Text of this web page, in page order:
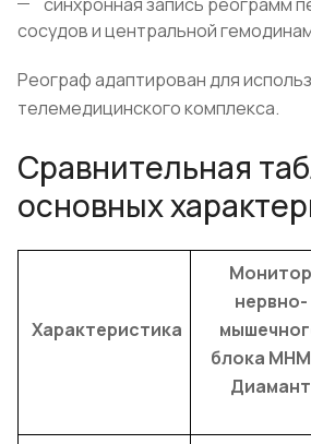
сосудов и центральной
Реограф адаптирован для
телемедицинского комплекса.
Сравнительная
основных
Характеристика
Монитор
нервно-
блока
Диамант